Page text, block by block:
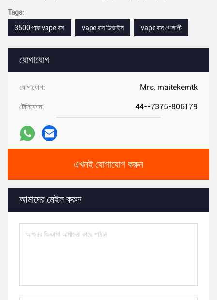
যোগাযোগ
যোগাযোগ: Mrs. maitekemtk
টেলিফোন: 44--7375-806179
এখনই যোগাযোগ করুন
আমাদের মেইল করুন
Tags:
3500 পাফ vape বক্স
vape বক্স ডিভাইস vape বক্স গোলাপী